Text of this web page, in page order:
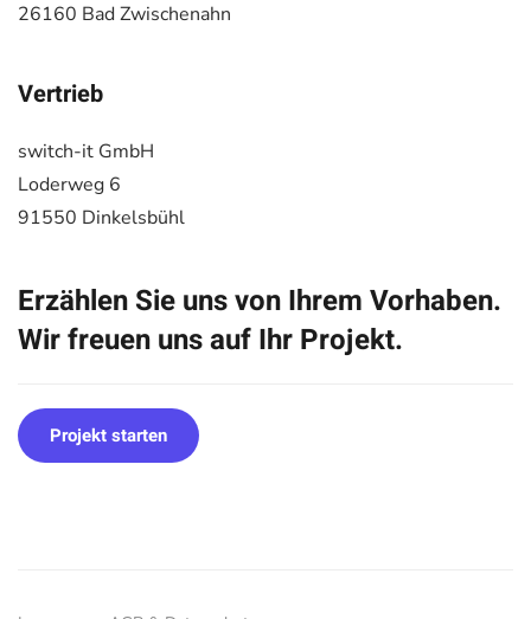
26160 Bad Zwischenahn
Vertrieb
switch-it GmbH
Loderweg 6
91550 Dinkelsbühl
Erzählen Sie uns von Ihrem Vorhaben.
Wir freuen uns auf Ihr Projekt.
Projekt starten